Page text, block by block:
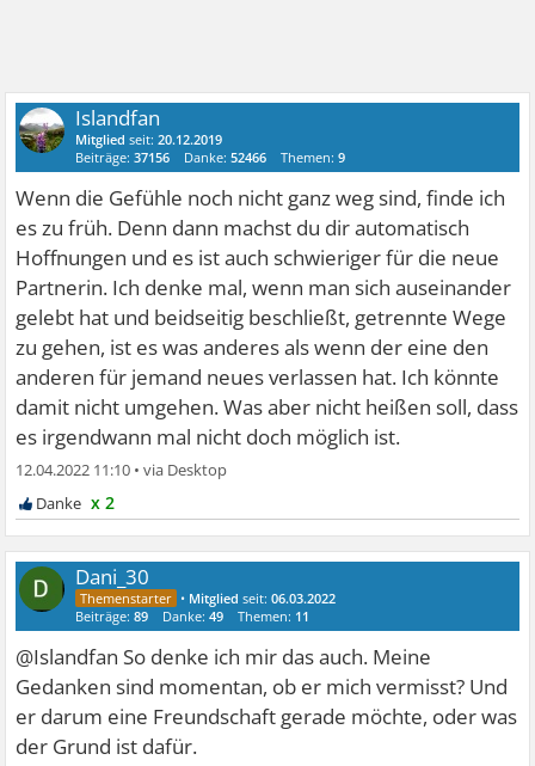
Islandfan
Mitglied seit:20.12.2019
Beiträge:37156 Danke:52466 Themen:9
Wenn die Gefühle noch nicht ganz weg sind, finde ich
es zu früh. Denn dann machst du dir automatisch
Hoffnungen und es ist auch schwieriger für die neue
Partnerin. Ich denke mal, wenn man sich auseinander
gelebt hat und beidseitig beschließt, getrennte Wege
zu gehen, ist es was anderes als wenn der eine den
anderen für jemand neues verlassen hat. Ich könnte
damit nicht umgehen. Was aber nicht heißen soll, dass
es irgendwann mal nicht doch möglich ist.
12.04.2022 11:10 •
x 2
Dani_30
• Mitglied seit:06.03.2022
Beiträge:89 Danke:49 Themen: 11
@Islandfan So denke ich mir das auch. Meine
Gedanken sind momentan, ob er mich vermisst? Und
er darum eine Freundschaft gerade möchte, oder was
der Grund ist dafür.